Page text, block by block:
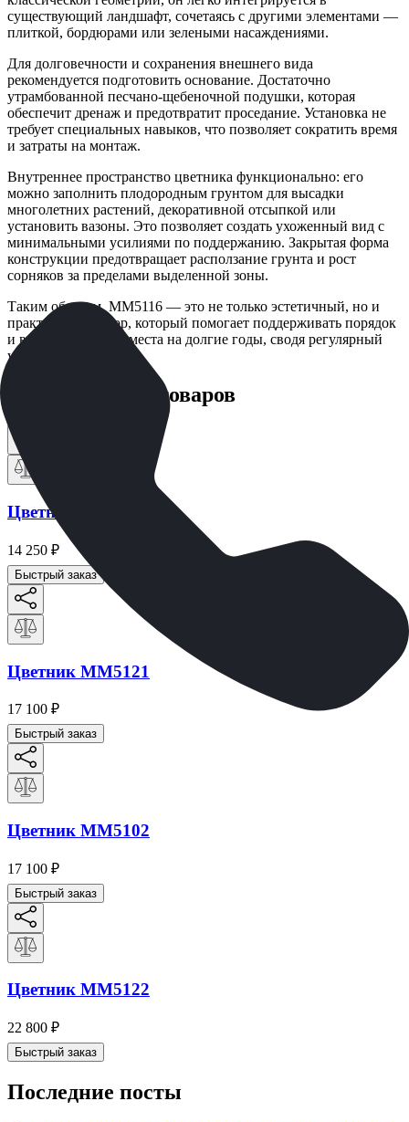
существующий ландшафт, сочетаясь с другими элементами —
плиткой, бордюрами или зелеными насаждениями.
Для долговечности и сохранения внешнего вида
рекомендуется подготовить основание. Достаточно
утрамбованной песчано-щебеночной подушки, которая
обеспечит дренаж и предотвратит проседание. Установка не
требует специальных навыков, что позволяет сократить время
и затраты на монтаж.
Внутреннее пространство цветника функционально: его
можно заполнить плодородным грунтом для высадки
многолетних растений, декоративной отсыпкой или
установить вазоны. Это позволяет создать ухоженный вид с
минимальными усилиями по поддержанию. Закрытая форма
конструкции предотвращает расползание грунта и рост
сорняков за пределами выделенной зоны.
Таким образом, ММ5116 — это не только эстетичный, но и
практичный выбор, который помогает поддерживать порядок
и выразительность места на долгие годы, сводя регулярный
уход к минимуму.
Рекомендации товаров
Цветник ММ5101
14 250 ₽
Быстрый заказ
Цветник ММ5121
17 100 ₽
Быстрый заказ
Цветник ММ5102
17 100 ₽
Быстрый заказ
Цветник ММ5122
22 800 ₽
Быстрый заказ
Последние посты